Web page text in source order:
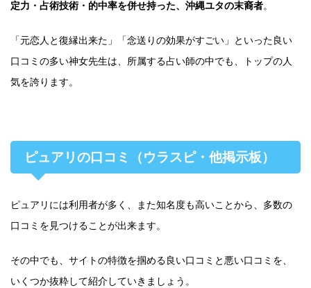
定力・占術技術・的中率を併せ持った、沖縄ユタの末裔者。
「元恋人と復縁出来た」「念送りの効果がすごい」といった良い
口コミの多い神女先生は、所属する占い師の中でも、トップの人
気を誇ります。
ピュアリの口コミ（ウラスピ・他掲示板）
ピュアリには利用者が多く、また知名度も高いことから、多数の
口コミを見つけることが出来ます。
その中でも、サイトの特徴を掴める良い口コミと悪い口コミを、
いくつか抜粋して紹介していきましょう。